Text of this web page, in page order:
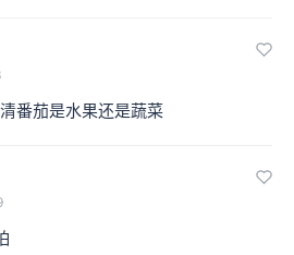
番茄是水果还是蔬菜